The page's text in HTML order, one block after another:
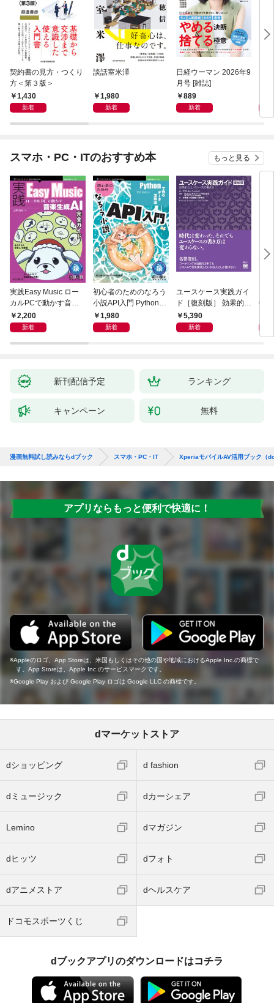
契約書の見方・つくり
方＜第３版＞
1,430
新着
談話室米澤
1,980
新着
日経ウーマン 2026年9
月号 [雑誌]
889
新着
スマホ・PC・ITのおすすめ本 もっと見る
実践Easy Music ロー
カルPCで動かす音楽
生成AI完全ガイド
2,200
新着
初心者のためのなろう
小説API入門 Pythonで
作るデータ活用法
1,980
新着
ユースケース実践ガイ
ド［復刻版］ 効果的な
ユースケースの書き方
5,390
新着
新刊配信予定 ランキング
キャンペーン 無料
漫画無料試し読みならdブック スマホ・PC・IT XperiaモバイルAV活用ブック（
アプリならもっと便利で快適に！
Appleのロゴ、App Storeは、米国もしくはその他の国や地域におけるApple Inc.の商標で
す。App Storeは、Apple Inc.のサービスマークです。
Google Play および Google Play ロゴは Google LLC の商標です。
dマーケットストア
dショッピング d fashion
dミュージック dカーシェア
Lemino dマガジン
dヒッツ dフォト
dアニメストア dヘルスケア
ドコモスポーツくじ
dブックアプリのダウンロードはコチラ